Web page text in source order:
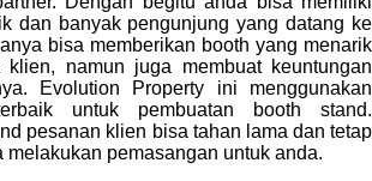
dan banyak pengunjung yang datang ke
bisa memberikan booth yang menarik
namun juga membuat keuntungan
Evolution Property ini menggunakan
untuk pembuatan booth stand.
pesanan klien bisa tahan lama dan tetap
melakukan pemasangan untuk anda.